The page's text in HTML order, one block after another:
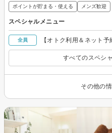
ポイントが貯まる・使える メンズ歓迎
スペシャルメニュー
全員 【オトク利用＆ネット予
すべてのスペシ
その他の